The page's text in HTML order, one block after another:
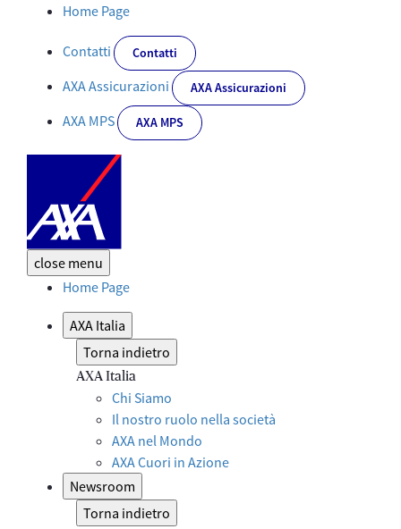
AXA Italia vince il “51° Key Award &amp; 6° Radio Key Award”
Home Page
Contatti Contatti
AXA Assicurazioni AXA Assicurazioni
AXA MPS AXA MPS
close menu
Home Page
AXA Italia
Torna indietro
AXA Italia
Chi Siamo
Il nostro ruolo nella società
AXA nel Mondo
AXA Cuori in Azione
Newsroom
Torna indietro